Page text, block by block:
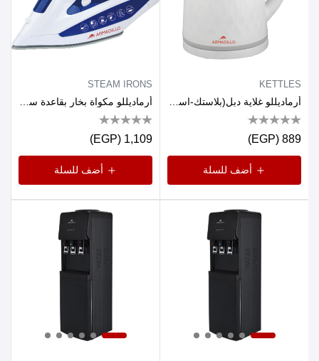
KETTLES
889 (EGP)
أضف للسلة
STEAM IRONS
1,109 (EGP)
أضف للسلة